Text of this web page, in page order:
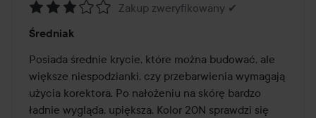
3
z
5
Zakup zweryfikowany ✔
Średniak
Posiada średnie krycie, które można budować, ale
większe niespodzianki, czy przebarwienia wymagają
użycia korektora. Po nałożeniu na skórę bardzo
ładnie wygląda, upiększa. Kolor 20N sprawdzi się